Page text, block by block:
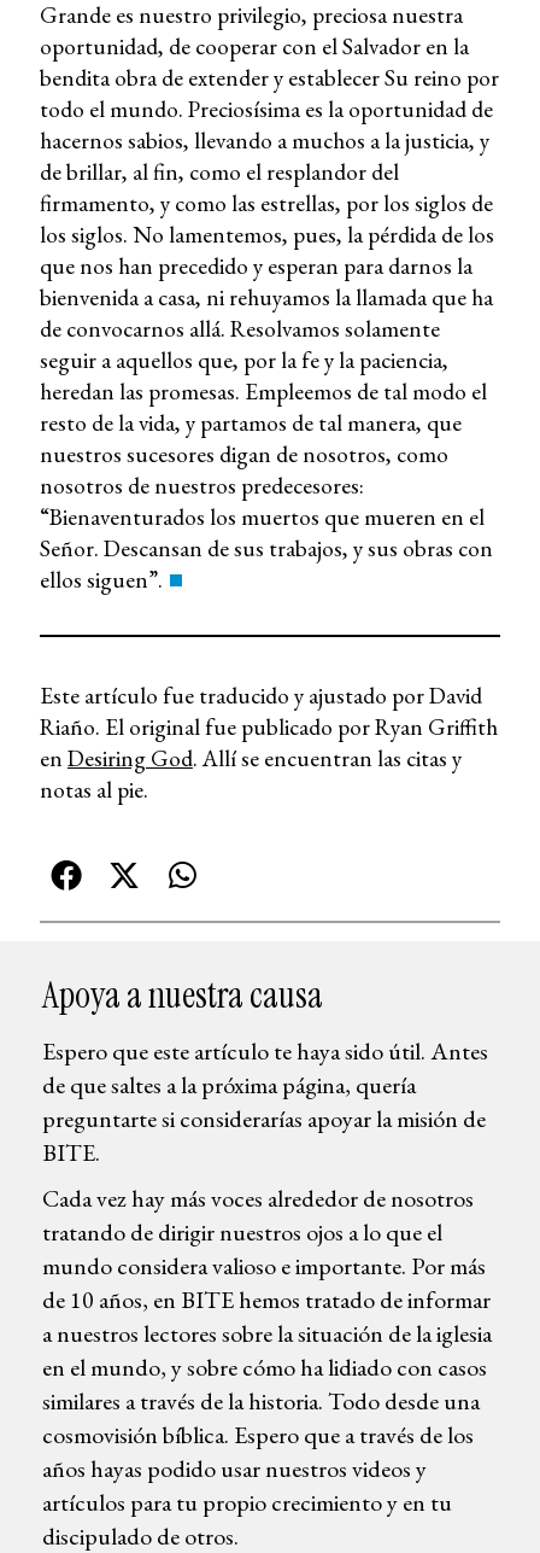
Grande es nuestro privilegio, preciosa nuestra
oportunidad, de cooperar con el Salvador en la
bendita obra de extender y establecer Su reino por
todo el mundo. Preciosísima es la oportunidad de
hacernos sabios, llevando a muchos a la justicia, y
de brillar, al fin, como el resplandor del
firmamento, y como las estrellas, por los siglos de
los siglos. No lamentemos, pues, la pérdida de los
que nos han precedido y esperan para darnos la
bienvenida a casa, ni rehuyamos la llamada que ha
de convocarnos allá. Resolvamos solamente
seguir a aquellos que, por la fe y la paciencia,
heredan las promesas. Empleemos de tal modo el
resto de la vida, y partamos de tal manera, que
nuestros sucesores digan de nosotros, como
nosotros de nuestros predecesores:
“Bienaventurados los muertos que mueren en el
Señor. Descansan de sus trabajos, y sus obras con
ellos siguen”.
Este artículo fue traducido y ajustado por David
Riaño. El original fue publicado por Ryan Griffith
en Desiring God. Allí se encuentran las citas y
notas al pie.
Apoya a nuestra causa
Espero que este artículo te haya sido útil. Antes
de que saltes a la próxima página, quería
preguntarte si considerarías apoyar la misión de
BITE.
Cada vez hay más voces alrededor de nosotros
tratando de dirigir nuestros ojos a lo que el
mundo considera valioso e importante. Por más
de 10 años, en BITE hemos tratado de informar
a nuestros lectores sobre la situación de la iglesia
en el mundo, y sobre cómo ha lidiado con casos
similares a través de la historia. Todo desde una
cosmovisión bíblica. Espero que a través de los
años hayas podido usar nuestros videos y
artículos para tu propio crecimiento y en tu
discipulado de otros.